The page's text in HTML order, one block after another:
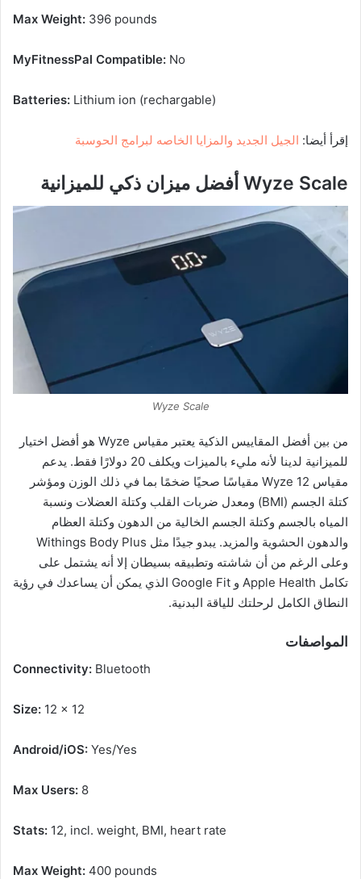
Max Weight: 396 pounds
MyFitnessPal Compatible: No
Batteries: Lithium ion (rechargable)
إقرأ أيضا: الجيل الجديد والمزايا الخاصه لبرامج الحوسبة
Wyze Scale أفضل ميزان ذكي للميزانية
Wyze Scale
من بين أفضل المقاييس الذكية يعتبر مقياس Wyze هو أفضل اختيار
للميزانية لدينا لأنه مليء بالميزات ويكلف 20 دولارًا فقط. يدعم
مقياس Wyze 12 مقياسًا صحيًا ضخمًا بما في ذلك الوزن ومؤشر
كتلة الجسم (BMI) ومعدل ضربات القلب وكتلة العضلات ونسبة
المياه بالجسم وكتلة الجسم الخالية من الدهون وكتلة العظام
والدهون الحشوية والمزيد. يبدو جيدًا مثل Withings Body Plus
وعلى الرغم من أن شاشته وتطبيقه بسيطان إلا أنه يشتمل على
تكامل Apple Health و Google Fit الذي يمكن أن يساعدك في رؤية
النطاق الكامل لرحلتك للياقة البدنية.
المواصفات
Connectivity: Bluetooth
Size: 12 x 12
Android/iOS: Yes/Yes
Max Users: 8
Stats: 12, incl. weight, BMI, heart rate
Max Weight: 400 pounds